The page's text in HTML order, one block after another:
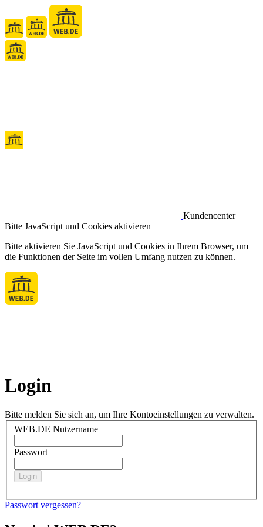
Kundencenter
Bitte JavaScript und Cookies aktivieren
Bitte aktivieren Sie JavaScript und Cookies in Ihrem Browser, um
die Funktionen der Seite im vollen Umfang nutzen zu können.
Login
Bitte melden Sie sich an, um Ihre Kontoeinstellungen zu verwalten.
WEB.DE Nutzername
Passwort
Passwort vergessen?